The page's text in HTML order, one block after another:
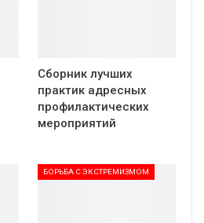
Сборник лучших
практик адресных
профилактических
мероприятий
БОРЬБА С ЭКСТРЕМИЗМОМ